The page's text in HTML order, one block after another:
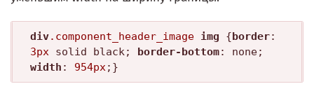
div.component_header_image img {border
3px solid black; border-bottom
width : 954px